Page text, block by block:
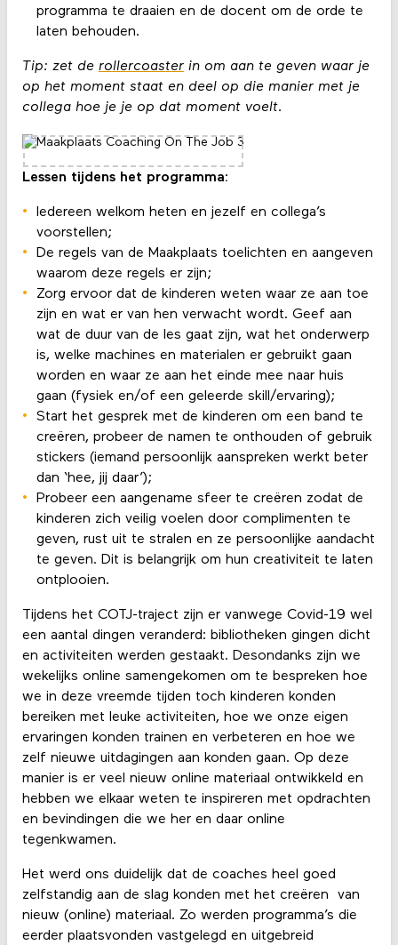
programma te draaien en de docent om de orde te
laten behouden.
Tip: zet de rollercoasterin om aan te geven waar je
op het moment staat en deel op die manier met je
collega hoe je je op dat moment voelt.
Lessen tijdens het programma:
Iedereen welkom heten en jezelf en collega’s
voorstellen;
De regels van de Maakplaats toelichten en aangeven
waarom deze regels er zijn;
Zorg ervoor dat de kinderen weten waar ze aan toe
zijn en wat er van hen verwacht wordt. Geef aan
wat de duur van de les gaat zijn, wat het onderwerp
is, welke machines en materialen er gebruikt gaan
worden en waar ze aan het einde mee naar huis
gaan (fysiek en/of een geleerde skill/ervaring);
Start het gesprek met de kinderen om een band te
creëren, probeer de namen te onthouden of gebruik
stickers (iemand persoonlijk aanspreken werkt beter
dan ‘hee, jij daar’);
Probeer een aangename sfeer te creëren zodat de
kinderen zich veilig voelen door complimenten te
geven, rust uit te stralen en ze persoonlijke aandacht
te geven. Dit is belangrijk om hun creativiteit te laten
ontplooien.
Tijdens het COTJ-traject zijn er vanwege Covid-19 wel
een aantal dingen veranderd: bibliotheken gingen dicht
en activiteiten werden gestaakt. Desondanks zijn we
wekelijks online samengekomen om te bespreken hoe
we in deze vreemde tijden toch kinderen konden
bereiken met leuke activiteiten, hoe we onze eigen
ervaringen konden trainen en verbeteren en hoe we
zelf nieuwe uitdagingen aan konden gaan. Op deze
manier is er veel nieuw online materiaal ontwikkeld en
hebben we elkaar weten te inspireren met opdrachten
en bevindingen die we her en daar online
tegenkwamen.
Het werd ons duidelijk dat de coaches heel goed
zelfstandig aan de slag konden met het creëren van
nieuw (online) materiaal. Zo werden programma’s die
eerder plaatsvonden vastgelegd en uitgebreid